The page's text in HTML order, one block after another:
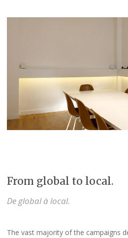
From global to local.
De global à local.
The vast majority of the campaigns